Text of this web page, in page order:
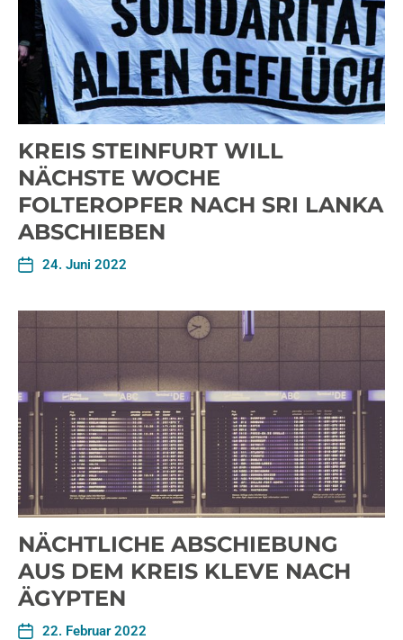
KREIS STEINFURT WILL
NÄCHSTE WOCHE
FOLTEROPFER NACH SRI LANKA
ABSCHIEBEN
24. Juni 2022
NÄCHTLICHE ABSCHIEBUNG
AUS DEM KREIS KLEVE NACH
ÄGYPTEN
22. Februar 2022